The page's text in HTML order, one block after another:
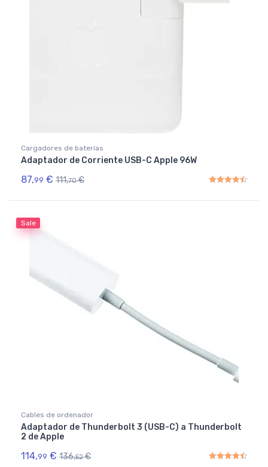
Cargadores de baterías
Adaptador de Corriente USB-C Apple 96W
87,99 € 111,70 €
Sale
Cables de ordenador
Adaptador de Thunderbolt 3 (USB-C) a Thunderbolt
2 de Apple
114,99 € 136,52 €